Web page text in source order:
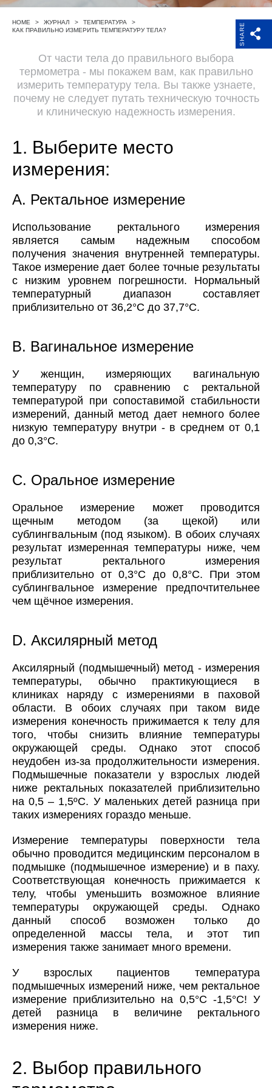
Поддержка
HOME > ЖУРНАЛ > ТЕМПЕРАТУРА
>
КАК ПРАВИЛЬНО ИЗМЕРИТЬ ТЕМПЕРАТУРУ ТЕЛА?
SHARE
От части тела до правильного выбора
термометра - мы покажем вам, как правильно
измерить температуру тела. Вы также узнаете,
почему не следует путать техническую точность
и клиническую надежность измерения.
1. Выберите место
измерения:
A. Ректальное измерение
Использование ректального измерения
является самым надежным способом
получения значения внутренней температуры.
Такое измерение дает более точные результаты
с низким уровнем погрешности. Нормальный
температурный диапазон составляет
приблизительно от 36,2°C до 37,7°C.
B. Вагинальное измерение
У женщин, измеряющих вагинальную
температуру по сравнению с ректальной
температурой при сопоставимой стабильности
измерений, данный метод дает немного более
низкую температуру внутри - в среднем от 0,1
до 0,3°C.
C. Оральное измерение
Оральное измерение может проводится
щечным методом (за щекой) или
сублингвальным (под языком). В обоих случаях
результат измеренная температуры ниже, чем
результат ректального измерения
приблизительно от 0,3°C до 0,8°C. При этом
сублингвальное измерение предпочтительнее
чем щёчное измерения.
D. Аксилярный метод
Аксилярный (подмышечный) метод - измерения
температуры, обычно практикующиеся в
клиниках наряду с измерениями в паховой
области. В обоих случаях при таком виде
измерения конечность прижимается к телу для
того, чтобы снизить влияние температуры
окружающей среды. Однако этот способ
неудобен из-за продолжительности измерения.
Подмышечные показатели у взрослых людей
ниже ректальных показателей приблизительно
на 0,5 – 1,5ºС. У маленьких детей разница при
таких измерениях гораздо меньше.
Измерение температуры поверхности тела
обычно проводится медицинским персоналом в
подмышке (подмышечное измерение) и в паху.
Соответствующая конечность прижимается к
телу, чтобы уменьшить возможное влияние
температуры окружающей среды. Однако
данный способ возможен только до
определенной массы тела, и этот тип
измерения также занимает много времени.
У взрослых пациентов температура
подмышечных измерений ниже, чем ректальное
измерение приблизительно на 0,5°С -1,5°С! У
детей разница в величине ректального
измерения ниже.
2. Выбор правильного